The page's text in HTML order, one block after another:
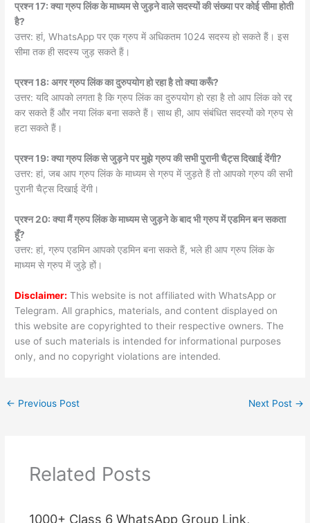
प्रश्न 17: क्या ग्रुप लिंक के माध्यम से जुड़ने वाले सदस्यों की संख्या पर कोई सीमा होती
है?
उत्तर: हां, WhatsApp पर एक ग्रुप में अधिकतम 1024 सदस्य हो सकते हैं। इस
सीमा तक ही सदस्य जुड़ सकते हैं।
प्रश्न 18: अगर ग्रुप लिंक का दुरुपयोग हो रहा है तो क्या करूँ?
उत्तर: यदि आपको लगता है कि ग्रुप लिंक का दुरुपयोग हो रहा है तो आप लिंक को रद्द
कर सकते हैं और नया लिंक बना सकते हैं। साथ ही, आप संबंधित सदस्यों को ग्रुप से
हटा सकते हैं।
प्रश्न 19: क्या ग्रुप लिंक से जुड़ने पर मुझे ग्रुप की सभी पुरानी चैट्स दिखाई देंगी?
उत्तर: हां, जब आप ग्रुप लिंक के माध्यम से ग्रुप में जुड़ते हैं तो आपको ग्रुप की सभी
पुरानी चैट्स दिखाई देंगी।
प्रश्न 20: क्या मैं ग्रुप लिंक के माध्यम से जुड़ने के बाद भी ग्रुप में एडमिन बन सकता
हूँ?
उत्तर: हां, ग्रुप एडमिन आपको एडमिन बना सकते हैं, भले ही आप ग्रुप लिंक के
माध्यम से ग्रुप में जुड़े हों।
Disclaimer: This website is not affiliated with WhatsApp or
Telegram. All graphics, materials, and content displayed on
this website are copyrighted to their respective owners. The
use of such materials is intended for informational purposes
only, and no copyright violations are intended.
← Previous Post Next Post →
Related Posts
1000+ Class 6 WhatsApp Group Link,